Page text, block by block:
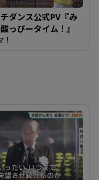
ダンス公式PV『み
っぴータイム！』